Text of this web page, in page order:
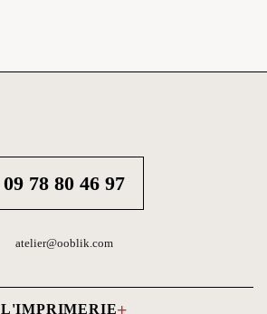
09 78 80 46 97
atelier@ooblik.com
L'IMPRIMERIE